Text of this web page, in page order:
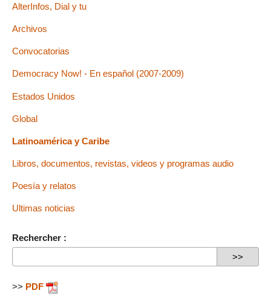
AlterInfos, Dial y tu
Archivos
Convocatorias
Democracy Now! - En español (2007-2009)
Estados Unidos
Global
Latinoamérica y Caribe
Libros, documentos, revistas, videos y programas audio
Poesía y relatos
Ultimas noticias
Rechercher :
>> PDF